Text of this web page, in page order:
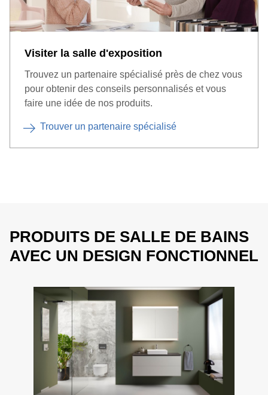
Visiter la salle d'exposition
Trouvez un partenaire spécialisé près de chez vous
pour obtenir des conseils personnalisés et vous
faire une idée de nos produits.
Trouver un partenaire spécialisé
PRODUITS DE SALLE DE BAINS
AVEC UN DESIGN FONCTIONNEL